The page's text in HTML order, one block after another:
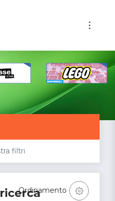
filtri
Ordinamento